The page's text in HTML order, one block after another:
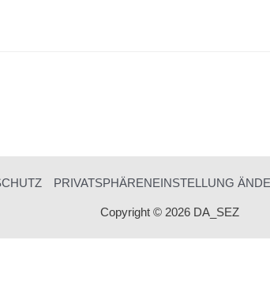
PRIVATSPHÄRENEINSTELLUNG
Copyright © 2026 DA_SEZ